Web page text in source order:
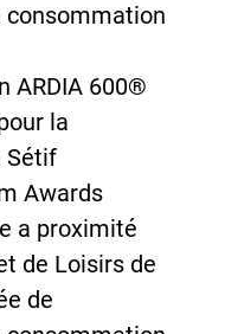
ARDIA 600®
la
Sétif
Awards
a proximité
de Loisirs de
de